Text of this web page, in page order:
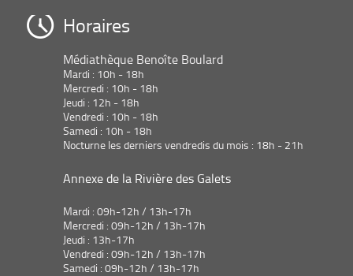
Horaires
Médiathèque Benoîte Boulard
Mardi : 10h - 18h
Mercredi : 10h - 18h
Jeudi : 12h - 18h
Vendredi : 10h - 18h
Samedi : 10h - 18h
Nocturne les derniers vendredis du mois : 18h - 21h
Annexe de la Rivière des Galets
Mardi : 09h-12h / 13h-17h
Mercredi : 09h-12h / 13h-17h
Jeudi : 13h-17h
Vendredi : 09h-12h / 13h-17h
Samedi : 09h-12h / 13h-17h